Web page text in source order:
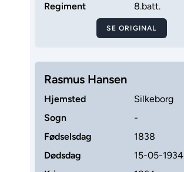
Regiment
8.batt.
SE ORIGINAL
Rasmus Hansen
Hjemsted
Silkeborg
Sogn
-
Fødselsdag
1838
Dødsdag
15-05-1934